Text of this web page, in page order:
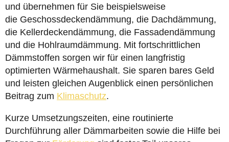
und übernehmen für Sie beispielsweise
die Geschossdeckendämmung, die Dachdämmung,
die Kellerdeckendämmung, die Fassadendämmung
und die Hohlraumdämmung. Mit fortschrittlichen
Dämmstoffen sorgen wir für einen langfristig
optimierten Wärmehaushalt. Sie sparen bares Geld
und leisten gleichen Augenblick einen persönlichen
Beitrag zum Klimaschutz.
Kurze Umsetzungszeiten, eine routinierte
Durchführung aller Dämmarbeiten sowie die Hilfe bei